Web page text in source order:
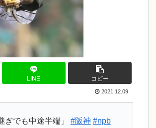
LINE コピー
2021.12.09
でも中途半端」 #阪神 #npb